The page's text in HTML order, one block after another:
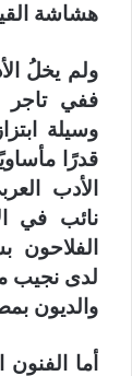
هشاشة
ولم يخلُ
ففي تاجر
وسيلة
قدرًا
الأدب
نائب في
لدى نجيب
والديون
أما